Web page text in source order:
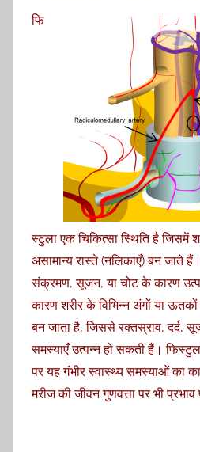
फि
स्टुला एक चिकित्सा स्थिति है जिसमें
असामान्य रास्ते (नलिकाएँ) बन जाते
संक्रमण, सूजन, या चोट के कारण
कारण शरीर के विभिन्न अंगों या
बन जाता है, जिससे रक्तस्राव, दर्द,
समस्याएँ उत्पन्न हो सकती हैं।
पर यह गंभीर स्वास्थ्य समस्याओं का
मरीज की जीवन गुणवत्ता पर भी